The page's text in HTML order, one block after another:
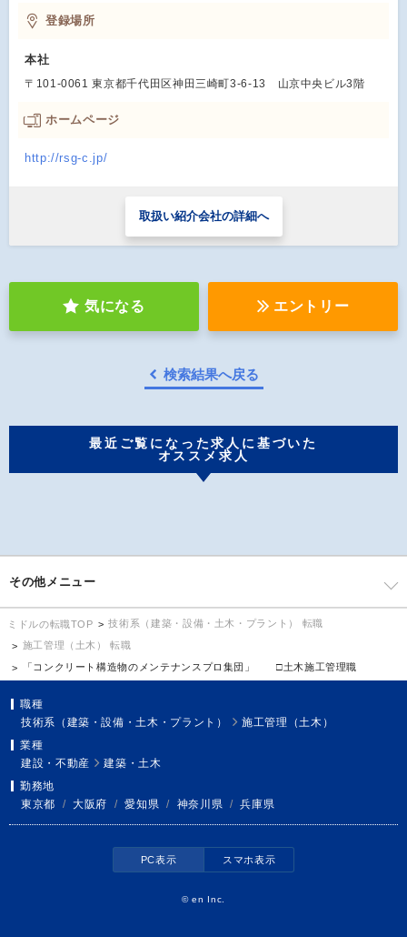
登録場所
本社
〒101-0061 東京都千代田区神田三崎町3-6-13 山京中央ビル3階
ホームページ
http://rsg-c.jp/
取扱い紹介会社の詳細へ
気になる エントリー
検索結果へ戻る
最近ご覧になった求人に基づいた
オススメ求人
その他メニュー
ミドルの転職TOP
技術系（建築・設備・土木・プラント） 転職
施工管理（土木） 転職
「コンクリート構造物のメンテナンスプロ集団」 □土木施工管理職
職種
技術系（建築・設備・土木・プラント）
施工管理（土木）
業種
建設・不動産
建築・土木
勤務地
東京都
/ 大阪府 / 愛知県 / 神奈川県 / 兵庫県
PC表示 スマホ表示
©en Inc.